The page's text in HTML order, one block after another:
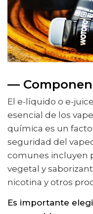
—
El e-líquido o e-
esencial de los
química es un
seguridad del
comunes incluyen
vegetal y
nicotina y otros
Es importante